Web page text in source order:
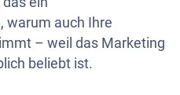
warum auch Ihre
– weil das Marketing
beliebt ist.